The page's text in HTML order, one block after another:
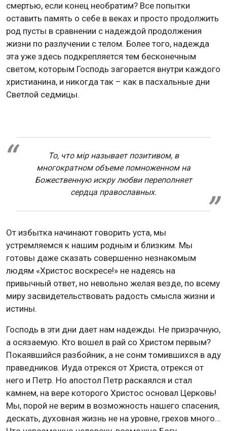
смертью, если конец необратим? Все попытки
оставить память о себе в веках и просто продолжить
род пусты в сравнении с надеждой продолжения
жизни по разлучении с телом. Более того, надежда
эта уже здесь подкрепляется тем бесконечным
светом, которым Господь загорается внутри каждого
христианина, и никогда так – как в пасхальные дни
Светлой седмицы.
То, что мiр называет позитивом, в
многократном объеме помноженном на
Божественную искру любви переполняет
сердца православных.
От избытка начинают говорить уста, мы
устремляемся к нашим родным и близким. Мы
готовы даже сказать совершенно незнакомым
людям «Христос воскресе!» не надеясь на
привычный ответ, но невольно желая везде, по всему
миру засвидетельствовать радость смысла жизни и
истины.
Господь в эти дни дает нам надежды. Не призрачную,
а осязаемую. Кто вошел в рай со Христом первым?
Покаявшийся разбойник, а не сонм томившихся в аду
праведников. Иуда отрекся от Христа, отрекся от
него и Петр. Но апостол Петр раскаялся и стал
камнем, на вере которого Христос основал Церковь!
Мы, порой не верим в возможность нашего спасения,
дескать, духовная жизнь не на уровне, грехов много…